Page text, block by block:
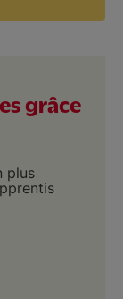
grâce
plus